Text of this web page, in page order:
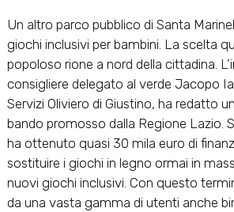
Un altro parco pubblico di Santa
giochi inclusivi per bambini. La scelta
popoloso rione a nord della cittadina.
consigliere delegato al verde Jacopo
Servizi Oliviero di Giustino, ha redatto
bando promosso dalla Regione Lazio.
ha ottenuto quasi 30 mila euro di
sostituire i giochi in legno ormai in
nuovi giochi inclusivi. Con questo
da una vasta gamma di utenti anche